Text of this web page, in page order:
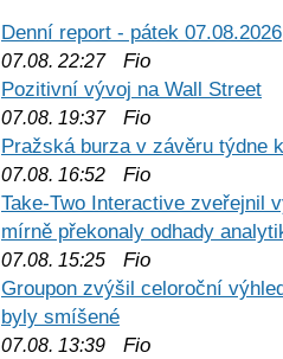
Denní report - pátek 07.08.2026
07.08. 22:27Fio
Pozitivní vývoj na Wall Street
07.08. 19:37Fio
Pražská burza v závěru týdne
07.08. 16:52 Fio
Take-Two Interactive zveřejnil
mírně překonaly odhady
07.08. 15:25 Fio
Groupon zvýšil celoroční
byly smíšené
07.08. 13:39 Fio